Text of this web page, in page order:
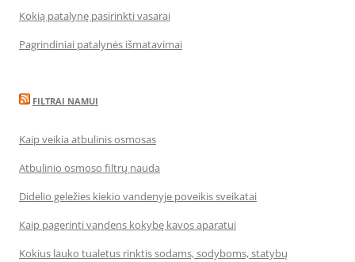
Kokią patalynę pasirinkti vasarai
Pagrindiniai patalynės išmatavimai
FILTRAI NAMUI
Kaip veikia atbulinis osmosas
Atbulinio osmoso filtrų nauda
Didelio geležies kiekio vandenyje poveikis sveikatai
Kaip pagerinti vandens kokybę kavos aparatui
Kokius lauko tualetus rinktis sodams, sodyboms, statybų